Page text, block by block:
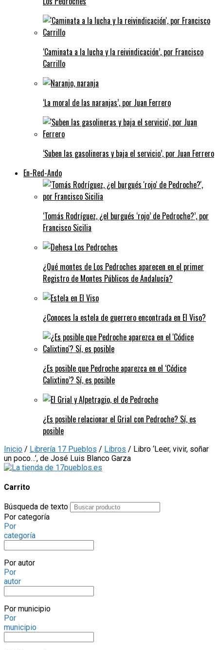
‘Caminata a la lucha y la reivindicación’, por Francisco
Carrillo
‘La moral de las naranjas’, por Juan Ferrero
‘Suben las gasolineras y baja el servicio’, por Juan Ferrero
En-Red-Ando
‘Tomás Rodríguez, ¿el burgués ‘rojo’ de Pedroche?’, por
Francisco Sicilia
¿Qué montes de Los Pedroches aparecen en el primer
Registro de Montes Públicos de Andalucía?
¿Conoces la estela de guerrero encontrada en El Viso?
¿Es posible que Pedroche aparezca en el ‘Códice
Calixtino’? Sí, es posible
¿Es posible relacionar el Grial con Pedroche? Sí, es
posible
Inicio / Librería 17 Pueblos / Libros / Libro ‘Leer, vivir, soñar
un poco…’, de José Luis Blanco Garza
Carrito
Búsqueda de texto
Por categoría
Por
categoría
Por autor
Por
autor
Por municipio
Por
municipio